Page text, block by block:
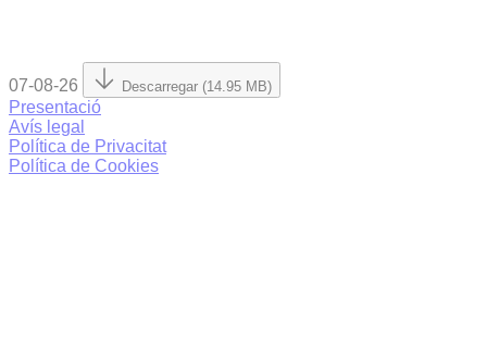
07-08-26 Descarregar (14.95 MB)
Presentació
Avís legal
Política de Privacitat
Política de Cookies